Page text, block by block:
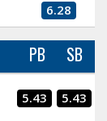
6.28
PB SB
5.43 5.43